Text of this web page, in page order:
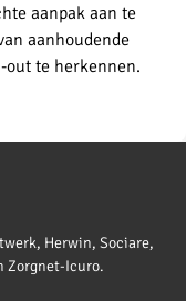
aanpak aan te
aanhoudende
out te herkennen.
Herwin, Sociare,
Zorgnet-Icuro.